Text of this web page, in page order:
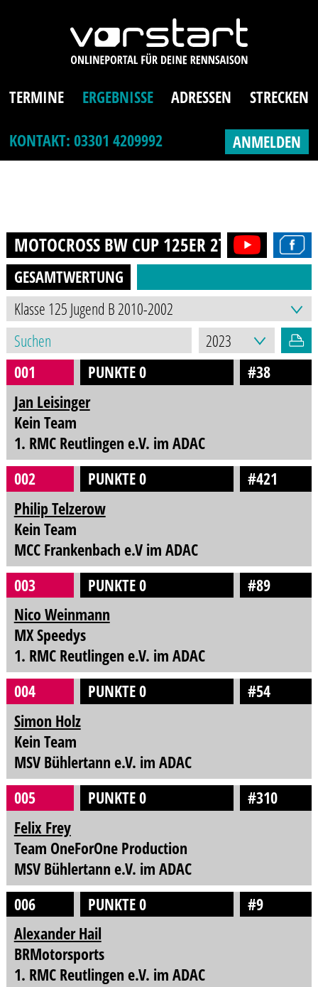
TERMINE ERGEBNISSE ADRESSEN
STRECKEN
KONTAKT: 03301 4209992
ANMELDEN
MOTOCROSS BW CUP 125ER 2T (13-21J.)
GESAMTWERTUNG
001 PUNKTE 0
#38
Jan Leisinger
Kein Team
1. RMC Reutlingen e.V. im ADAC
002
PUNKTE 0
#421
Philip Telzerow
Kein Team
MCC Frankenbach e.V im ADAC
003
PUNKTE 0
#89
Nico Weinmann
MX Speedys
1. RMC Reutlingen e.V. im ADAC
004
PUNKTE 0
#54
Simon Holz
Kein Team
MSV Bühlertann e.V. im ADAC
005
PUNKTE 0
#310
Felix Frey
Team OneForOne Production
MSV Bühlertann e.V. im ADAC
006
PUNKTE 0
#9
Alexander Hail
BRMotorsports
1. RMC Reutlingen e.V. im ADAC